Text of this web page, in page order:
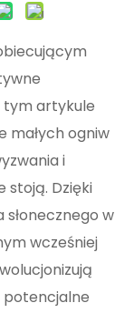
tym artykule
małych ogniw
i
stoją. Dzięki
słonecznego w
wcześniej
potencjalne